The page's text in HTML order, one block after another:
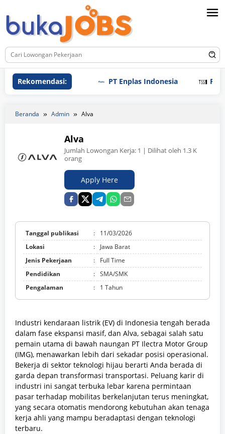
ke
konten
Rekomendasi: PT Enplas Indonesia PT Tri
Beranda Admin Alva
Alva
Jumlah Lowongan Kerja: 1 | Dilihat oleh 1.3 K
orang
Apply Here
Tanggal publikasi :
11/03/2026
Lokasi
:
Jawa Barat
Jenis Pekerjaan
:
Full Time
Pendidikan
: SMA/SMK
Pengalaman
: 1 Tahun
Industri kendaraan listrik (EV) di Indonesia tengah berada
dalam fase ekspansi masif, dan Alva, sebagai salah satu
pemain utama di bawah naungan PT Ilectra Motor Group
(IMG), menawarkan lebih dari sekadar posisi operasional.
Bekerja di sektor teknologi hijau berarti Anda berada di
garda depan transformasi transportasi. Peluang karir di
industri ini sangat terbuka lebar karena permintaan
pasar terhadap mobilitas berkelanjutan terus meningkat,
yang secara otomatis mendorong kebutuhan akan tenaga
kerja ahli yang mampu beradaptasi dengan teknologi
terbaru.